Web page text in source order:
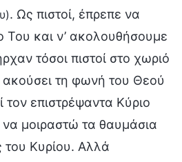
. Ως πιστοί, έπρεπε να
Του και ν’ ακολουθήσουμε
τόσοι πιστοί στο χωριό
ακούσει τη φωνή του Θεού
τον επιστρέψαντα Κύριο
μοιραστώ τα θαυμάσια
του Κυρίου. Αλλά